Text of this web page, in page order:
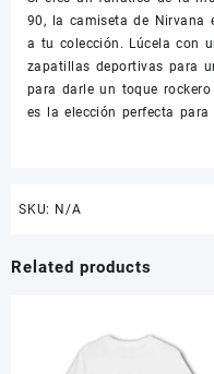
90, la camiseta de Nirvana
a tu colección. Lúcela con
zapatillas deportivas para
para darle un toque
es la elección perfecta
SKU: N/A
Related products